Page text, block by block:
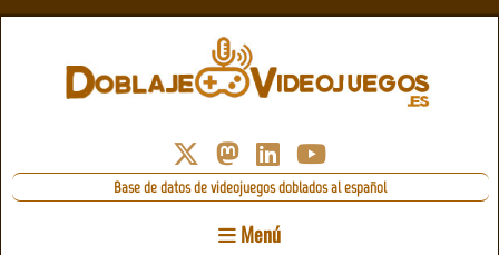
Base de datos de videojuegos doblados al español
Menú